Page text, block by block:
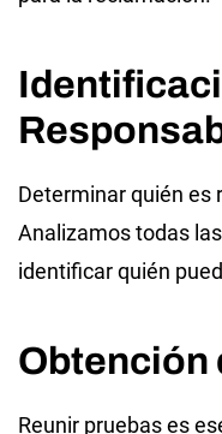
Determinar quién es
Analizamos todas
identificar quién
Obtención
Reunir pruebas es